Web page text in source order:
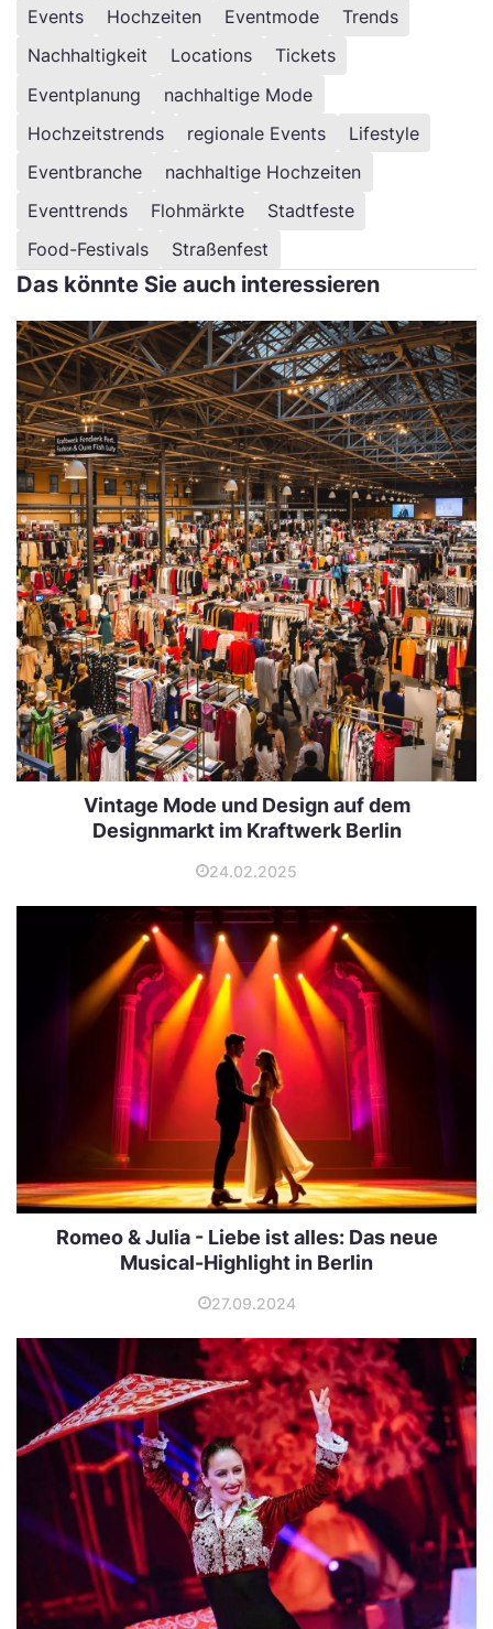
Events Hochzeiten Eventmode
Trends
Nachhaltigkeit
Locations
Tickets
Eventplanung
nachhaltige Mode
Hochzeitstrends
regionale Events
Lifestyle
Eventbranche
nachhaltige Hochzeiten
Eventtrends
Flohmärkte
Stadtfeste
Food-Festivals
Straßenfest
Das könnte Sie auch interessieren
Vintage Mode und Design auf dem
Designmarkt im Kraftwerk Berlin
24.02.2025
Romeo & Julia - Liebe ist alles: Das neue
Musical-Highlight in Berlin
27.09.2024